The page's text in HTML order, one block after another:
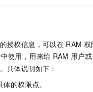
授权信息，可以在 RAM 权
使用，用来给 RAM 用户或
具体说明如下：
的权限点。